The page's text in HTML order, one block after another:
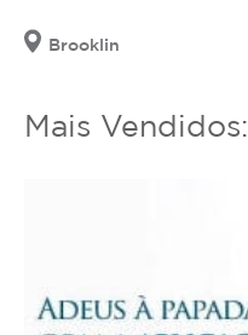
Brooklin
Mais Vendidos: